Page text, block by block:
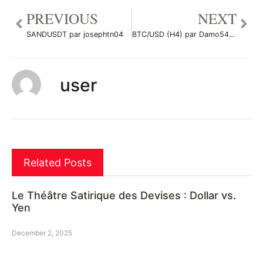
PREVIOUS
SANDUSDT par josephtn04
NEXT
BTC/USD (H4) par Damo5444
user
Related Posts
Le Théâtre Satirique des Devises : Dollar vs.
Yen
December 2, 2025